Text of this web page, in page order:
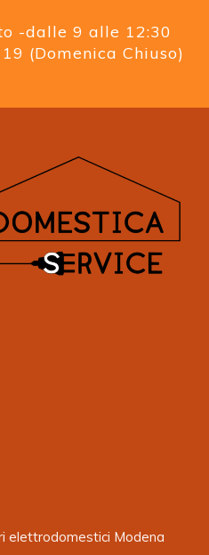
-dalle 9 alle 12:30
(Domenica Chiuso)
elettrodomestici Modena